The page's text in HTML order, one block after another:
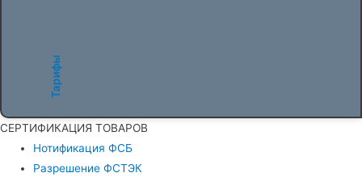
Тарифы
СЕРТИФИКАЦИЯ ТОВАРОВ
Нотификация ФСБ
Разрешение ФСТЭК